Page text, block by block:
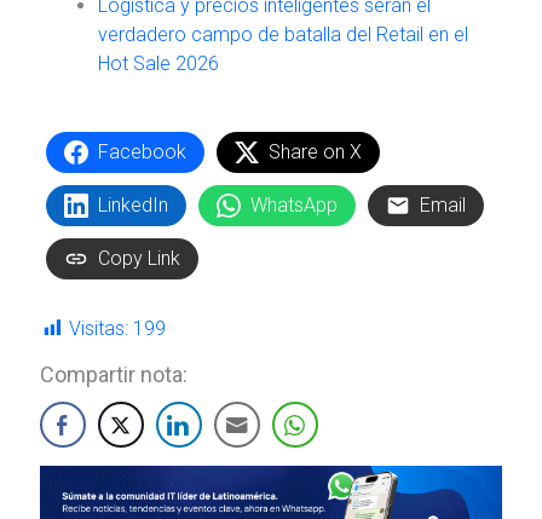
Logística y precios inteligentes serán el
verdadero campo de batalla del Retail en el
Hot Sale 2026
Facebook Share on X
LinkedIn WhatsApp Email
Copy Link
Visitas: 199
Compartir nota: